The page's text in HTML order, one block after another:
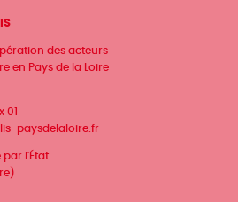
des acteurs
en Pays de la Loire
01
paysdelaloire.fr
par l'État